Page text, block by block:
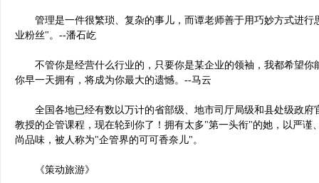
管理是一件很繁琐、复杂的事儿，而谭老师善于用巧妙方式进行
业粉丝"。--潘石屹
不管你是经营什么行业的，只要你是某企业的领袖，我都希望你
你早一天拥有，将成为你最大的遗憾。--马云
全国各地已经有数以万计的省部级、地市司厅局级和县处级政府
教授的企管课程，现在轮到你了！拥有太多"第一头衔"的她，以严
尚品味，被人称为"企管界的可可香奈儿"。
《策动旅游》